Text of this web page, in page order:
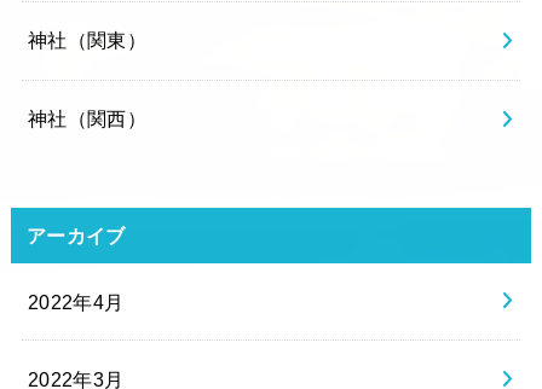
神社（関東）
神社（関西）
アーカイブ
2022年4月
2022年3月